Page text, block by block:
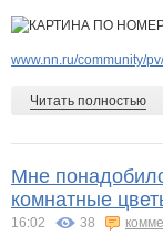
www.nn.ru/community/
Читать полностью
Мне
комнатные
16:02 38